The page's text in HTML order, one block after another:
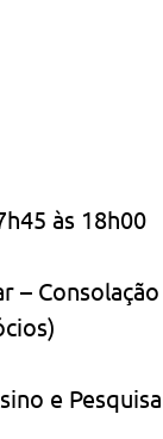
às 18h00
–
e